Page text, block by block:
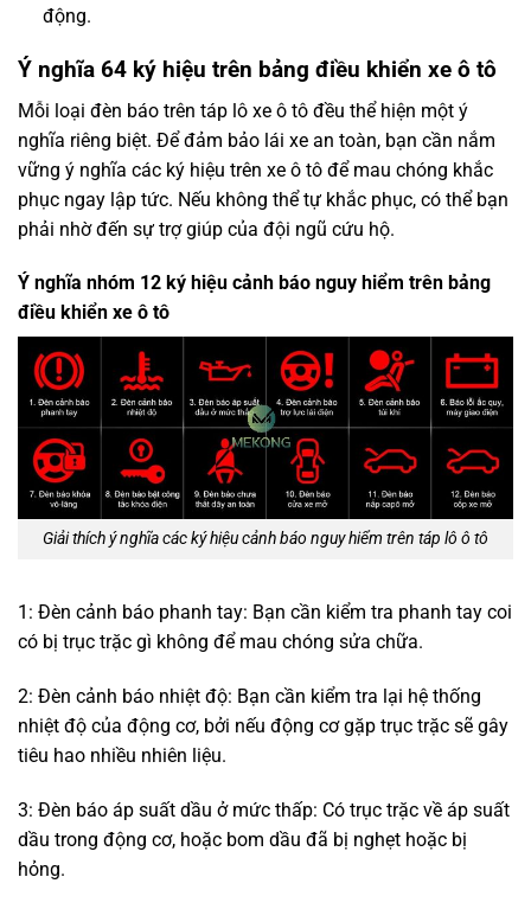
động.
Ý nghĩa 64 ký hiệu trên bảng điều khiển xe ô tô
Mỗi loại đèn báo trên táp lô xe ô tô đều thể hiện một ý
nghĩa riêng biệt. Để đảm bảo lái xe an toàn, bạn cần nắm
vững ý nghĩa các ký hiệu trên xe ô tô để mau chóng khắc
phục ngay lập tức. Nếu không thể tự khắc phục, có thể bạn
phải nhờ đến sự trợ giúp của đội ngũ cứu hộ.
Ý nghĩa nhóm 12 ký hiệu cảnh báo nguy hiểm trên bảng
điều khiển xe ô tô
Giải thích ý nghĩa các ký hiệu cảnh báo nguy hiểm trên táp lô ô tô
1: Đèn cảnh báo phanh tay: Bạn cần kiểm tra phanh tay coi
có bị trục trặc gì không để mau chóng sửa chữa.
2: Đèn cảnh báo nhiệt độ: Bạn cần kiểm tra lại hệ thống
nhiệt độ của động cơ, bởi nếu động cơ gặp trục trặc sẽ gây
tiêu hao nhiều nhiên liệu.
3: Đèn báo áp suất dầu ở mức thấp: Có trục trặc về áp suất
dầu trong động cơ, hoặc bom dầu đã bị nghẹt hoặc bị
hỏng.